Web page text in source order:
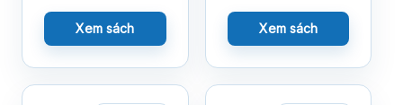
Xem sách Xem sách